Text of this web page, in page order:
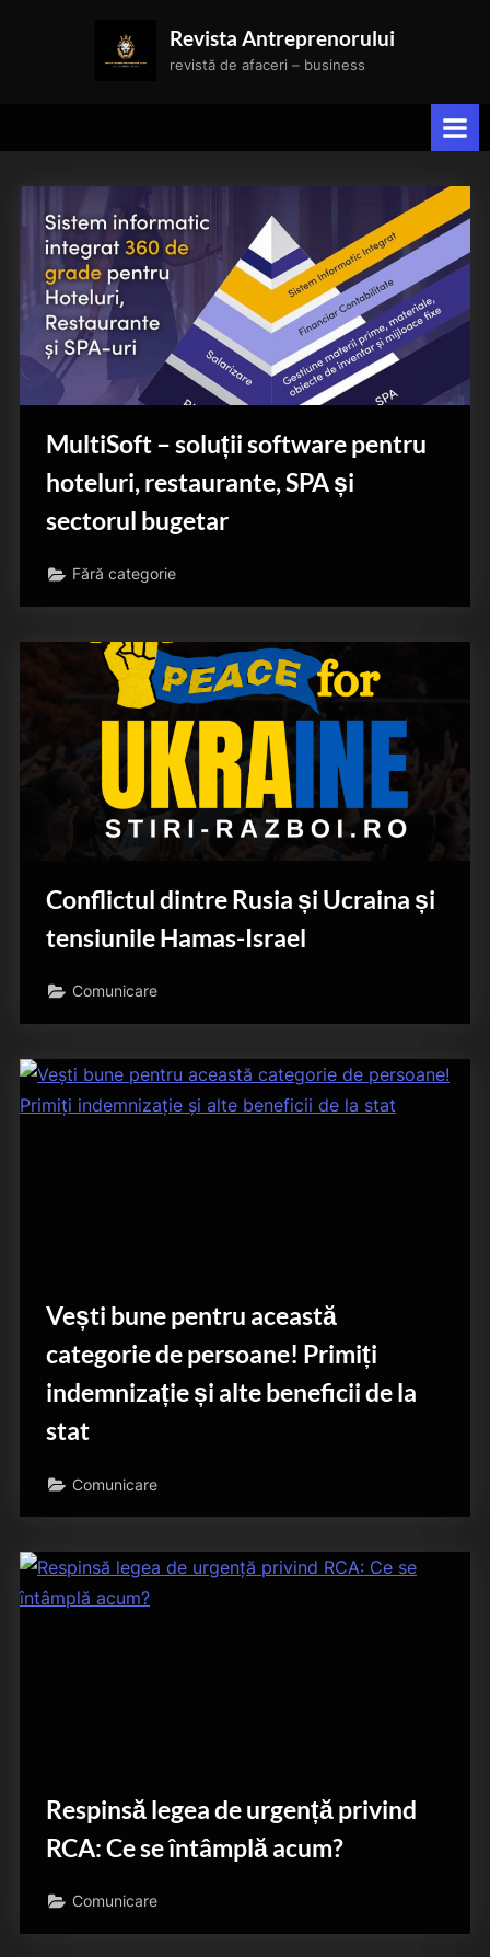
Revista Antreprenorului
revistă de afaceri – business
MultiSoft – soluții software pentru
hoteluri, restaurante, SPA și
sectorul bugetar
Fără categorie
Conflictul dintre Rusia și Ucraina și
tensiunile Hamas-Israel
Comunicare
Vești bune pentru această
categorie de persoane! Primiți
indemnizație și alte beneficii de la
stat
Comunicare
Respinsă legea de urgență privind
RCA: Ce se întâmplă acum?
Comunicare